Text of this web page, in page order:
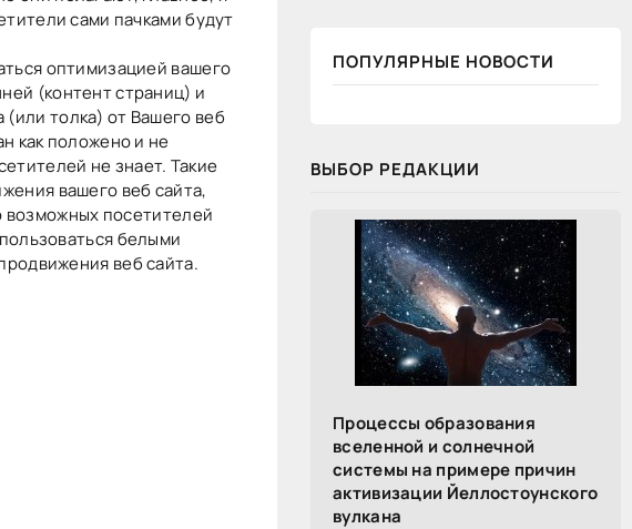
сами пачками будут
оптимизацией вашего
(контент страниц) и
толка) от Вашего веб
как положено и не
не знает. Такие
вашего веб сайта,
возможных посетителей
белыми
веб сайта.
ПОПУЛЯРНЫЕ НОВОСТИ
ВЫБОР РЕДАКЦИИ
Процессы образования
вселенной и солнечной
системы на примере причин
активизации Йеллостоунского
вулкана